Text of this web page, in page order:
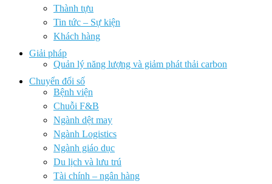
Thành tựu
Tin tức – Sự kiện
Khách hàng
Giải pháp
Quản lý năng lượng và giảm phát thải carbon
Chuyển đổi số
Bệnh viện
Chuỗi F&B
Ngành dệt may
Ngành Logistics
Ngành giáo dục
Du lịch và lưu trú
Tài chính – ngân hàng